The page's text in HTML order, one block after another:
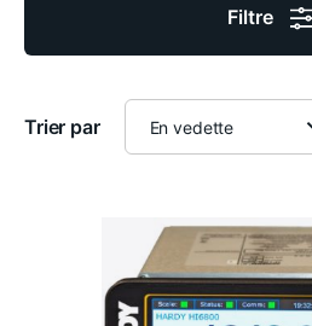
Filtre
Trier par